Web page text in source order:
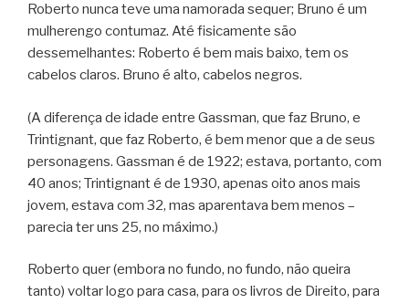
Roberto nunca teve uma namorada sequer; Bruno é um
mulherengo contumaz. Até fisicamente são
dessemelhantes: Roberto é bem mais baixo, tem os
cabelos claros. Bruno é alto, cabelos negros.
(A diferença de idade entre Gassman, que faz Bruno, e
Trintignant, que faz Roberto, é bem menor que a de seus
personagens. Gassman é de 1922; estava, portanto, com
40 anos; Trintignant é de 1930, apenas oito anos mais
jovem, estava com 32, mas aparentava bem menos –
parecia ter uns 25, no máximo.)
Roberto quer (embora no fundo, no fundo, não queira
tanto) voltar logo para casa, para os livros de Direito, para